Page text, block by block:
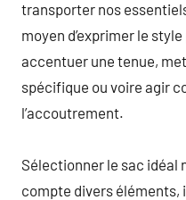
transporter nos
moyen d’exprimer le
accentuer une tenue,
spécifique ou voire agir
l’accoutrement.
Sélectionner le sac idéal
compte divers éléments,